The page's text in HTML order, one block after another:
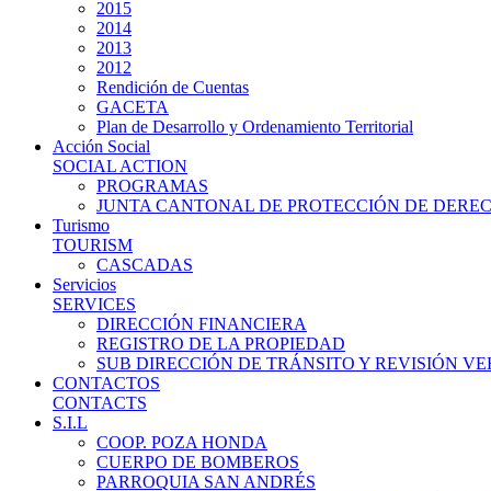
2015
2014
2013
2012
Rendición de Cuentas
GACETA
Plan de Desarrollo y Ordenamiento Territorial
Acción Social
SOCIAL ACTION
PROGRAMAS
JUNTA CANTONAL DE PROTECCIÓN DE
Turismo
TOURISM
CASCADAS
Servicios
SERVICES
DIRECCIÓN FINANCIERA
REGISTRO DE LA PROPIEDAD
SUB DIRECCIÓN DE TRÁNSITO Y REVISIÓN
CONTACTOS
CONTACTS
S.I.L
COOP. POZA HONDA
CUERPO DE BOMBEROS
PARROQUIA SAN ANDRÉS